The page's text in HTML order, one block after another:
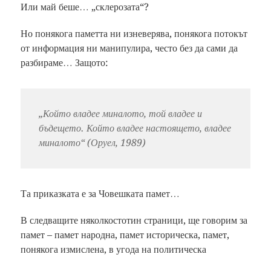
Или май беше… „склерозата“?
Но понякога паметта ни изневерява, понякога потокът
от информация ни манипулира, често без да сами да
разбираме… Защото:
„Който владее миналото, той владее и
бъдещето. Който владее настоящето, владее
миналото“ (Оруел, 1989)
Та приказката е за Човешката памет…
В следващите няколкостотин страници, ще говорим за
памет – памет народна, памет историческа, памет,
понякога измислена, в угода на политическа